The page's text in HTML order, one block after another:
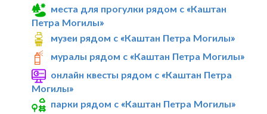
места для прогулки рядом с «Каштан
Петра Могилы»
музеи рядом с «Каштан Петра Могилы»
муралы рядом с «Каштан Петра Могилы»
онлайн квесты рядом с «Каштан Петра
Могилы»
парки рядом с «Каштан Петра Могилы»